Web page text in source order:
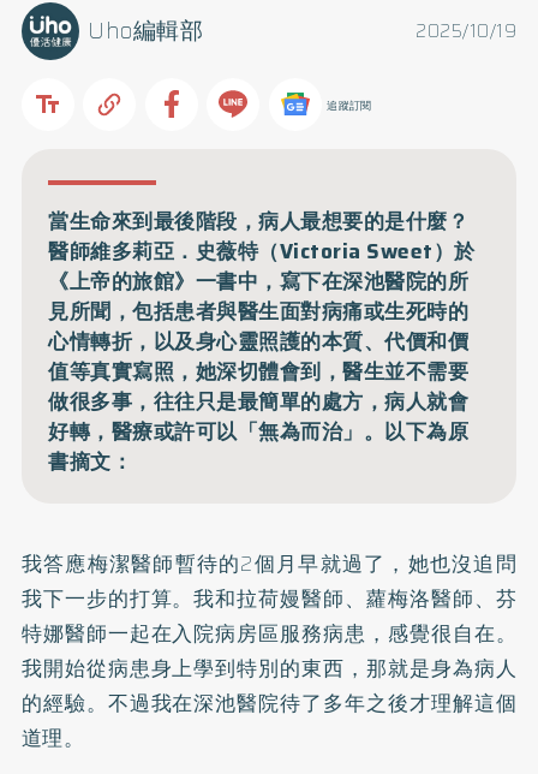
2025/10/19
Uho編輯部
追蹤訂閱
當生命來到最後階段，病人最想要的是什麼？
醫師維多莉亞．史薇特（Victoria Sweet）於
《上帝的旅館》一書中，寫下在深池醫院的所
見所聞，包括患者與醫生面對病痛或生死時的
心情轉折，以及身心靈照護的本質、代價和價
值等真實寫照，她深切體會到，醫生並不需要
做很多事，往往只是最簡單的處方，病人就會
好轉，醫療或許可以「無為而治」。以下為原
書摘文：
我答應梅潔醫師暫待的2個月早就過了，她也沒追問
我下一步的打算。我和拉荷嫚醫師、蘿梅洛醫師、芬
特娜醫師一起在入院病房區服務病患，感覺很自在。
我開始從病患身上學到特別的東西，那就是身為病人
的經驗。不過我在深池醫院待了多年之後才理解這個
道理。